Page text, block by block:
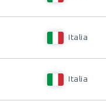
Italia
Italia